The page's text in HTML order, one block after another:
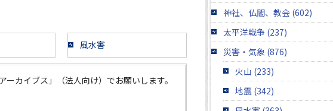
風水害
カイブス」（法人向け）でお願いします。
神社、仏閣、教会 (602)
太平洋戦争 (237)
災害・気象 (876)
火山 (233)
地震 (342)